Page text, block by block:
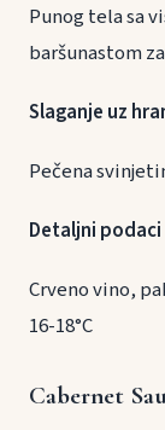
Punog tela sa
baršunastom
Slaganje uz
Pečena
Detaljni podaci
Crveno vino,
16-18°C
Cabernet